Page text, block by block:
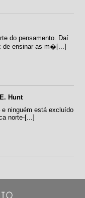
do pensamento. Daí
de ensinar as m�[...]
Hunt
ninguém está excluído
norte-[...]